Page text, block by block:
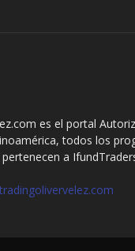
es el portal
todos los
a